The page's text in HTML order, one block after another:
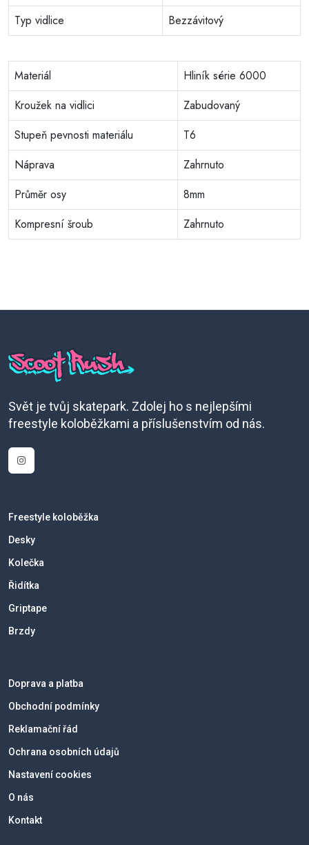
Typ vidlice
Bezzávitový
Materiál
Hliník série 6000
Kroužek na vidlici
Zabudovaný
Stupeň pevnosti materiálu
T6
Náprava
Zahrnuto
Průměr osy
8mm
Kompresní šroub
Zahrnuto
Svět je tvůj skatepark. Zdolej ho s nejlepšími
freestyle koloběžkami a příslušenstvím od nás.
Freestyle koloběžka
Desky
Kolečka
Řidítka
Griptape
Brzdy
Doprava a platba
Obchodní podmínky
Reklamační řád
Ochrana osobních údajů
Nastavení cookies
O nás
Kontakt